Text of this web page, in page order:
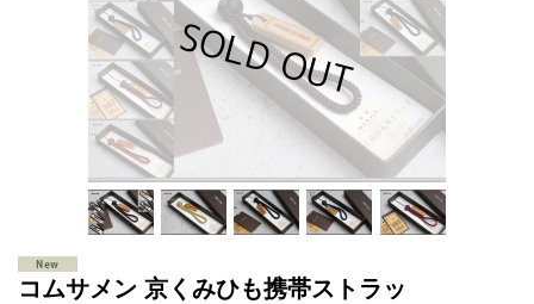
コムサメン 京くみひも携帯ストラッ